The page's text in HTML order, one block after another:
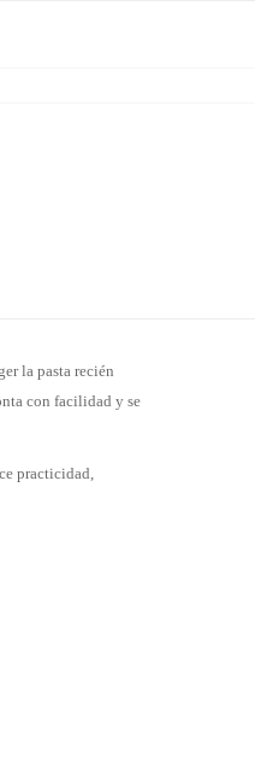
la pasta recién
con facilidad y se
practicidad,